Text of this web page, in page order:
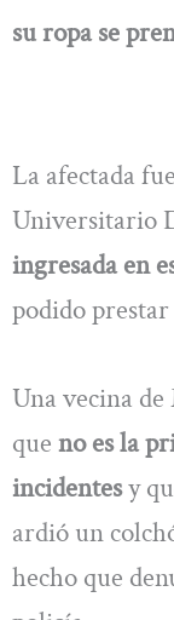
su ropa se
La afectada
Universitario
ingresada en
podido
Una vecina
que no es la
incidentesy
ardió un
hecho que